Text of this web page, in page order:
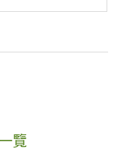
覽